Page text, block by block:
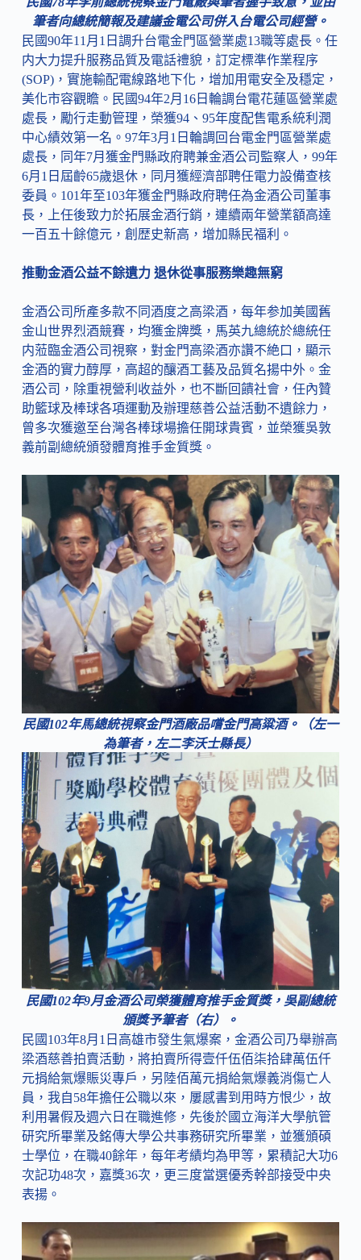
筆者向總統簡報及建議金電公司併入台電公司經營。
民國90年11月1日調升台電金門區營業處13職等處長。任
内大力提升服務品質及電話禮貌，訂定標準作業程序
(SOP)，實施輸配電線路地下化，增加用電安全及穩定，
美化市容觀瞻。民國94年2月16日輪調台電花蓮區營業處
處長，勵行走動管理，榮獲94、95年度配售電系統利潤
中心績效第一名。97年3月1日輪調回台電金門區營業處
處長，同年7月獲金門縣政府聘兼金酒公司監察人，99年
6月1日屆齡65歲退休，同月獲經濟部聘任電力設備查核
委員。101年至103年獲金門縣政府聘任為金酒公司董事
長，上任後致力於拓展金酒行銷，連續兩年營業額高達
一百五十餘億元，創歴史新高，增加縣民福利。
推動金酒公益不餘遺力 退休從事服務樂趣無窮
金酒公司所產多款不同酒度之高梁酒，每年参加美國舊
金山世界烈酒競賽，均獲金牌獎，馬英九總統於總統任
内蒞臨金酒公司視察，對金門高梁酒亦讚不絶口，顯示
金酒的實力醇厚，高超的釀酒工藝及品質名揚中外。金
酒公司，除重視營利收益外，也不斷回饋社會，任內贊
助籃球及棒球各項運動及辦理慈善公益活動不遺餘力，
曾多次獲邀至台灣各棒球場擔任開球貴賓，並榮獲吳敦
義前副總統頒發體育推手金質獎。
民國102年馬總統視察金門酒廠品嚐金門高粱酒。（左一
為筆者，左二李沃士縣長）
民國102年9月金酒公司榮獲體育推手金質獎，吳副總統
頒獎予筆者（右）。
民國103年8月1日高雄市發生氣爆案，金酒公司乃舉辦高
梁酒慈善拍賣活動，將拍賣所得壹仟伍佰柒拾肆萬伍仟
元捐給氣爆賑災專戶，另陸佰萬元捐給氣爆義消傷亡人
員，我自58年擔任公職以來，屢感書到用時方恨少，故
利用暑假及週六日在職進修，先後於國立海洋大學航管
研究所畢業及銘傳大學公共事務研究所畢業，並獲頒碩
士學位，在職40餘年，每年考績均為甲等，累積記大功6
次記功48次，嘉獎36次，更三度當選優秀幹部接受中央
表揚。